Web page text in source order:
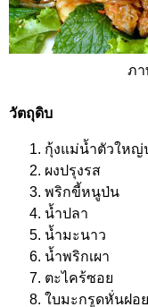
ภา
วัตถุดิบ
กุ้งแม่น้ำตัวใหญ่
ผงปรุงรส
พริกขี้หนูป่น
น้ำปลา
น้ำมะนาว
น้ำพริกเผา
ตะไคร้ซอย
ใบมะกรูดหั่นฝอย